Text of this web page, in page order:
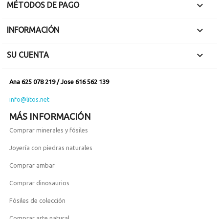
MÉTODOS DE PAGO 
INFORMACIÓN 
SU CUENTA 
Ana 625 078 219 / Jose 616 562 139
info@litos.net
MÁS INFORMACIÓN
Comprar minerales y fósiles
Joyería con piedras naturales
Comprar ambar
Comprar dinosaurios
Fósiles de colección